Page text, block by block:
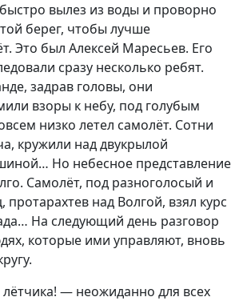
вылез из воды и проворно
берег, чтобы лучше
Это был Алексей Маресьев. Его
сразу несколько ребят.
задрав головы, они
взоры к небу, под голубым
низко летел самолёт. Сотни
кружили над двукрылой
Но небесное представление
Самолёт, под разноголосый и
над Волгой, взял курс
На следующий день разговор
которые ими управляют, вновь
— неожиданно для всех